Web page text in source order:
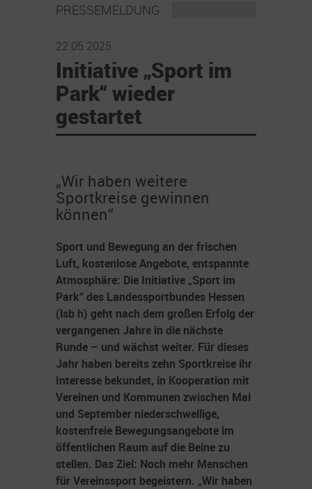
PRESSEMELDUNG
22.05.2025
Initiative „Sport im
Park“ wieder
gestartet
„Wir haben weitere
Sportkreise gewinnen
können“
Sport und Bewegung an der frischen
Luft, kostenlose Angebote, entspannte
Atmosphäre: Die Initiative „Sport im
Park“ des Landessportbundes Hessen
(lsb h) geht nach dem großen Erfolg der
vergangenen Jahre in die nächste
Runde – und wächst weiter. Für dieses
Jahr haben bereits zehn Sportkreise ihr
Interesse bekundet, in Kooperation mit
Vereinen und Kommunen zwischen Mai
und September niederschwellige,
kostenfreie Bewegungsangebote im
öffentlichen Raum auf die Beine zu
stellen. Das Ziel: Noch mehr Menschen
für Vereinssport begeistern. „Wir haben